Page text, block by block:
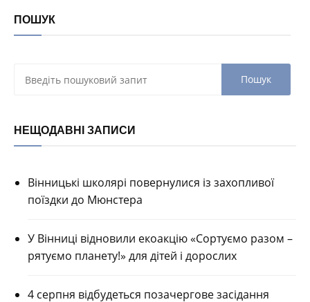
ПОШУК
НЕЩОДАВНІ ЗАПИСИ
Вінницькі школярі повернулися із захопливої
поїздки до Мюнстера
У Вінниці відновили екоакцію «Сортуємо разом –
рятуємо планету!» для дітей і дорослих
4 серпня відбудеться позачергове засідання